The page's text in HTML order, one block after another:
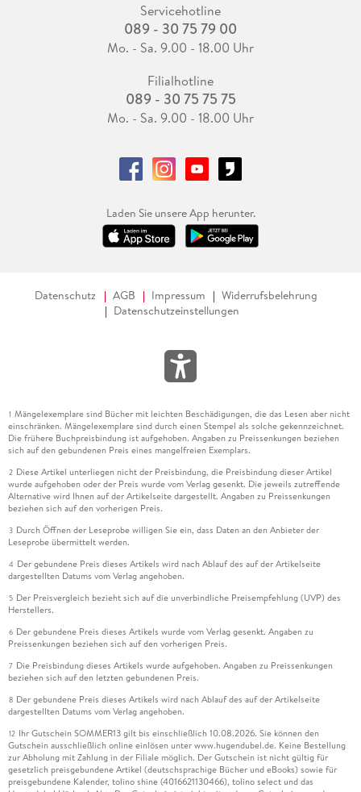
Servicehotline
089 - 30 75 79 00
Mo. - Sa. 9.00 - 18.00 Uhr
Filialhotline
089 - 30 75 75 75
Mo. - Sa. 9.00 - 18.00 Uhr
Laden Sie unsere App herunter.
Datenschutz AGB Impressum
Widerrufsbelehrung
Datenschutzeinstellungen
1 Mängelexemplare sind Bücher mit leichten Beschädigungen, die das Lesen aber nicht
einschränken. Mängelexemplare sind durch einen Stempel als solche gekennzeichnet.
Die frühere Buchpreisbindung ist aufgehoben. Angaben zu Preissenkungen beziehen
sich auf den gebundenen Preis eines mangelfreien Exemplars.
2 Diese Artikel unterliegen nicht der Preisbindung, die Preisbindung dieser Artikel
wurde aufgehoben oder der Preis wurde vom Verlag gesenkt. Die jeweils zutreffende
Alternative wird Ihnen auf der Artikelseite dargestellt. Angaben zu Preissenkungen
beziehen sich auf den vorherigen Preis.
3 Durch Öffnen der Leseprobe willigen Sie ein, dass Daten an den Anbieter der
Leseprobe übermittelt werden.
4 Der gebundene Preis dieses Artikels wird nach Ablauf des auf der Artikelseite
dargestellten Datums vom Verlag angehoben.
5 Der Preisvergleich bezieht sich auf die unverbindliche Preisempfehlung (UVP) des
Herstellers.
6 Der gebundene Preis dieses Artikels wurde vom Verlag gesenkt. Angaben zu
Preissenkungen beziehen sich auf den vorherigen Preis.
7 Die Preisbindung dieses Artikels wurde aufgehoben. Angaben zu Preissenkungen
beziehen sich auf den letzten gebundenen Preis.
8 Der gebundene Preis dieses Artikels wird nach Ablauf des auf der Artikelseite
dargestellten Datums vom Verlag angehoben.
12 Ihr Gutschein SOMMER13 gilt bis einschließlich 10.08.2026. Sie können den
Gutschein ausschließlich online einlösen unter www.hugendubel.de. Keine Bestellung
zur Abholung mit Zahlung in der Filiale möglich. Der Gutschein ist nicht gültig für
gesetzlich preisgebundene Artikel (deutschsprachige Bücher und eBooks) sowie für
preisgebundene Kalender, tolino shine (4016621130466), tolino select und das